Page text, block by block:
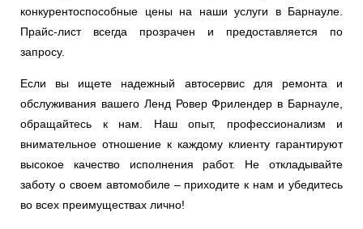
конкурентоспособные цены на наши услуги в Барнауле.
Прайс-лист всегда прозрачен и предоставляется по
запросу.
Если вы ищете надежный автосервис для ремонта и
обслуживания вашего Ленд Ровер Фрилендер в Барнауле,
обращайтесь к нам. Наш опыт, профессионализм и
внимательное отношение к каждому клиенту гарантируют
высокое качество исполнения работ. Не откладывайте
заботу о своем автомобиле – приходите к нам и убедитесь
во всех преимуществах лично!